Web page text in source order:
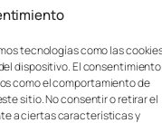
tecnologías como las
dispositivo. El
como el comportamiento de
sitio. No consentir o retirar el
a ciertas características y